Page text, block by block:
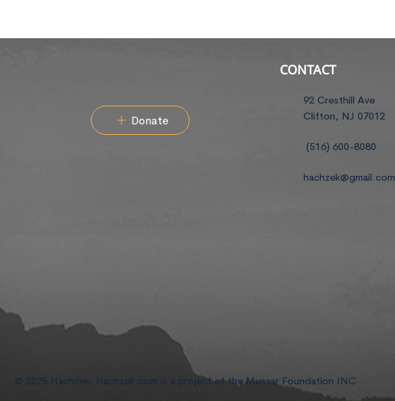
Donate
CONTACT
92 Cresthill Ave
Clifton, NJ 07012
(516) 600-8080
hachzek@gmail.com
© 2025 Hachzek. Hachzek.com is a project of the Mussar Foundation INC